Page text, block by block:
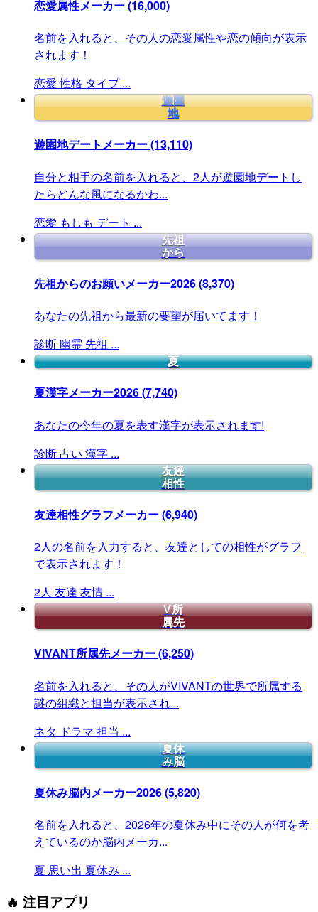
恋愛属性メーカー(16,000)
名前を入れると、その人の恋愛属性や恋の傾向が表示
されます！
恋愛 性格 タイプ ...
遊園
地
遊園地デートメーカー(13,110)
自分と相手の名前を入れると、2人が遊園地デートし
たらどんな風になるかわ...
恋愛 もしも デート ...
先祖
から
先祖からのお願いメーカー2026(8,370)
あなたの先祖から最新の要望が届いてます！
診断 幽霊 先祖 ...
夏
夏漢字メーカー2026(7,740)
あなたの今年の夏を表す漢字が表示されます!
診断 占い 漢字 ...
友達
相性
友達相性グラフメーカー(6,940)
2人の名前を入力すると、友達としての相性がグラフ
で表示されます！
2人 友達 友情 ...
V所
属先
VIVANT所属先メーカー(6,250)
名前を入れると、その人がVIVANTの世界で所属する
謎の組織と担当が表示され...
ネタ ドラマ 担当 ...
夏休
み脳
夏休み脳内メーカー2026(5,820)
名前を入れると、2026年の夏休み中にその人が何を考
えているのか脳内メーカ...
夏 思い出 夏休み ...
🔥 注目アプリ